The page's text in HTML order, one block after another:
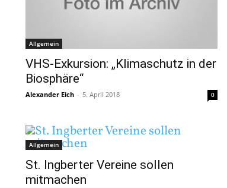
Allgemein
VHS-Exkursion: „Klimaschutz in der
Biosphäre“
Alexander Eich - 5. April 2018 0
Allgemein
St. Ingberter Vereine sollen
mitmachen